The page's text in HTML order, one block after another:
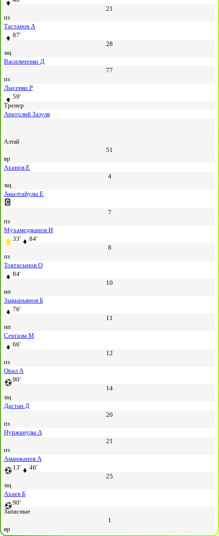
21
пз
Тастанов А
87'
28
зщ
Васильченко Д
77
пз
Лысенко Р
59'
Тренер
Анатолий Зазуля
Алтай
51
вр
Аханов Е
4
зщ
Акылтайулы Е
7
пз
Мухамеджанов И
33'
84'
8
пз
Токтасынов О
84'
10
нп
Зыкырьянов Б
76'
11
нп
Сергазы М
66'
12
пз
Орал А
90'
14
зщ
Дастан Д
20
пз
Нуржанулы А
21
пз
Аманжанов А
13'
46'
25
зщ
Ахаев Б
90'
Запасные
1
вр